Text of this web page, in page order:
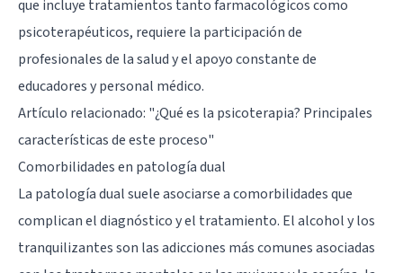
que incluye tratamientos tanto farmacológicos como
psicoterapéuticos, requiere la participación de
profesionales de la salud y el apoyo constante de
educadores y personal médico.
Artículo relacionado: "¿Qué es la psicoterapia? Principales
características de este proceso"
Comorbilidades en patología dual
La patología dual suele asociarse a comorbilidades que
complican el diagnóstico y el tratamiento. El alcohol y los
tranquilizantes son las adicciones más comunes asociadas